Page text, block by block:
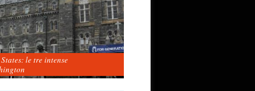
le tre intense